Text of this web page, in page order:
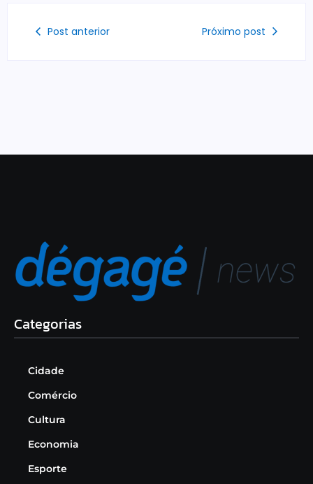
Post anterior Próximo post
Categorias
Cidade
Comércio
Cultura
Economia
Esporte